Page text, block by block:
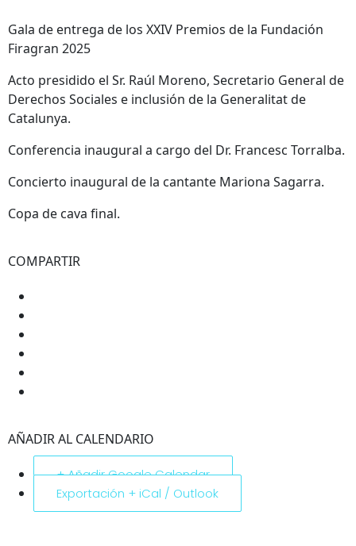
Gala de entrega de los XXIV Premios de la Fundación
Firagran 2025
Acto presidido el Sr. Raúl Moreno, Secretario General de
Derechos Sociales e inclusión de la Generalitat de
Catalunya.
Conferencia inaugural a cargo del Dr. Francesc Torralba.
Concierto inaugural de la cantante Mariona Sagarra.
Copa de cava final.
COMPARTIR
AÑADIR AL CALENDARIO
+ Añadir Google Calendar
Exportación + iCal / Outlook